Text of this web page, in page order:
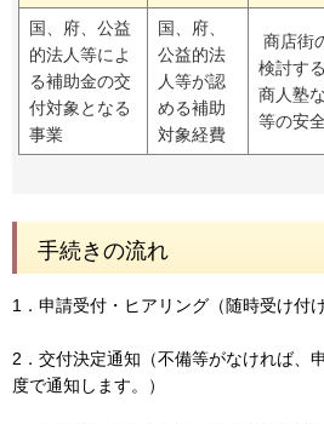
国、府、公益
的法人等によ
る補助金の交
付対象となる
事業
国、府、
公益的法
人等が認
める補助
対象経費
商店街
検討す
商人塾
等の安
手続きの流れ
1．申請受付・ヒアリング（随時受け付
2．交付決定通知（不備等がなければ、
度で通知します。）